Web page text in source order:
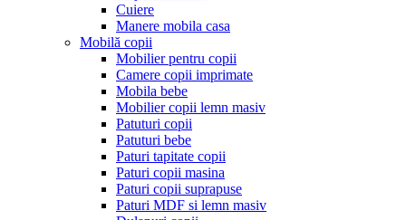
Cuiere
Manere mobila casa
Mobilă copii
Mobilier pentru copii
Camere copii imprimate
Mobila bebe
Mobilier copii lemn masiv
Patuturi copii
Patuturi bebe
Paturi tapitate copii
Paturi copii masina
Paturi copii suprapuse
Paturi MDF si lemn masiv